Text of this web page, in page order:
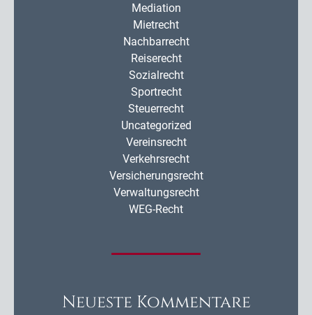
Mediation
Mietrecht
Nachbarrecht
Reiserecht
Sozialrecht
Sportrecht
Steuerrecht
Uncategorized
Vereinsrecht
Verkehrsrecht
Versicherungsrecht
Verwaltungsrecht
WEG-Recht
Neueste Kommentare